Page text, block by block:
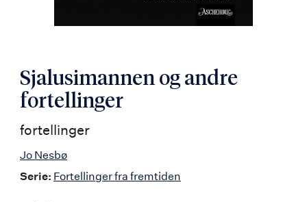
Sjalusimannen og andre
fortellinger
fortellinger
Jo Nesbø
Serie: Fortellinger fra fremtiden